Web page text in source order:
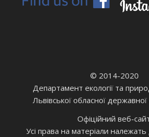
© 2014-2020
Департамент екології та
Львівської обласної державної
Офіційний веб-
Усі права на матеріали